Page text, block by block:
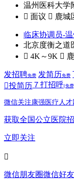
温州医科大学
 面议  鹿城
临床协调员-温
北京度衡之道
 4K～9K 
发招聘免费 发简历免费
投简历 ７ 打招呼(免
微信关注康强医疗人才
获取全国公立医院
立即关注

微信朋友圈微信好友